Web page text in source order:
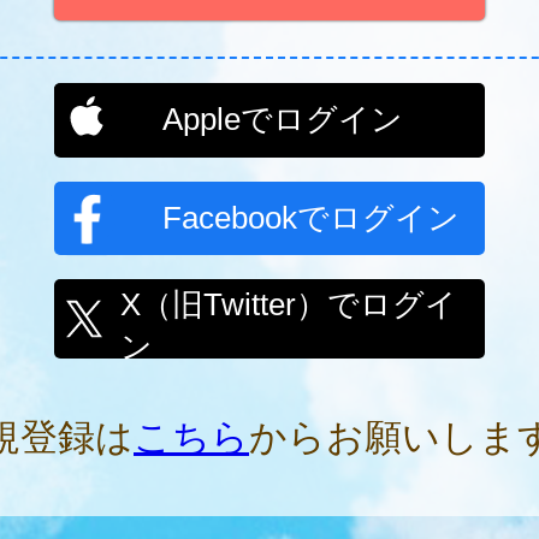
Appleでログイン
Facebookでログイン
X（旧Twitter）でログイ
ン
登録はこちらからお願いしま